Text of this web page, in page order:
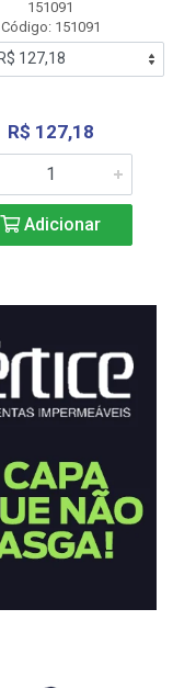
151091
Código: 151091
R$ 127,18
Adicionar